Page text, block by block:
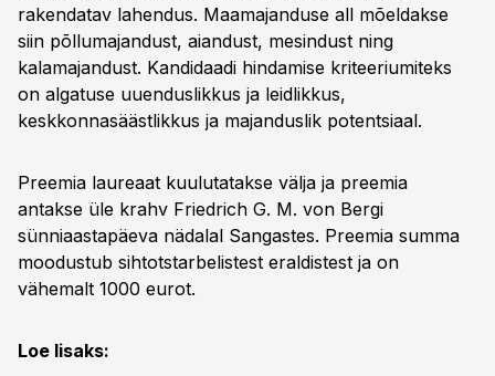
rakendatav lahendus. Maamajanduse all mõeldakse
siin põllumajandust, aiandust, mesindust ning
kalamajandust. Kandidaadi hindamise kriteeriumiteks
on algatuse uuenduslikkus ja leidlikkus,
keskkonnasäästlikkus ja majanduslik potentsiaal.
Preemia laureaat kuulutatakse välja ja preemia
antakse üle krahv Friedrich G. M. von Bergi
sünniaastapäeva nädalal Sangastes. Preemia summa
moodustub sihtotstarbelistest eraldistest ja on
vähemalt 1000 eurot.
Loe lisaks: